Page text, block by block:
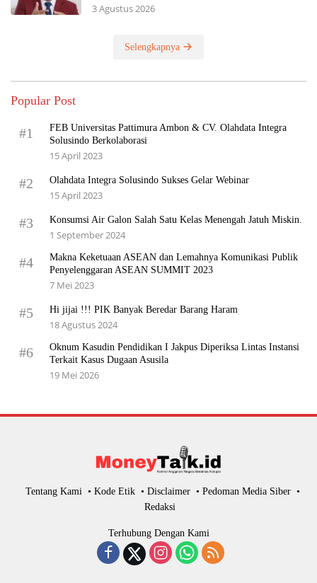
3 Agustus 2026
Selengkapnya
Popular Post
#1
FEB Universitas Pattimura Ambon & CV. Olahdata Integra
Solusindo Berkolaborasi
15 April 2023
#2 Olahdata Integra Solusindo Sukses Gelar Webinar
15 April 2023
#3 Konsumsi Air Galon Salah Satu Kelas Menengah Jatuh Miskin.
1 September 2024
#4
Makna Keketuaan ASEAN dan Lemahnya Komunikasi Publik
Penyelenggaran ASEAN SUMMIT 2023
7 Mei 2023
#5 Hi jijai !!! PIK Banyak Beredar Barang Haram
18 Agustus 2024
#6
Oknum Kasudin Pendidikan I Jakpus Diperiksa Lintas Instansi
Terkait Kasus Dugaan Asusila
19 Mei 2026
Tentang Kami Kode Etik Disclaimer
Pedoman Media Siber
Redaksi
Terhubung Dengan Kami